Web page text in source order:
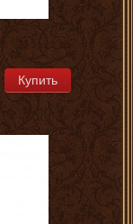
Купить